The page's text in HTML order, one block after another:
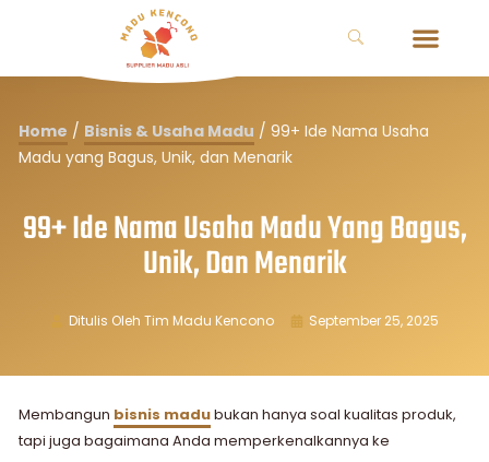
Home / Bisnis & Usaha Madu / 99+ Ide Nama Usaha
Madu yang Bagus, Unik, dan Menarik
99+ Ide Nama Usaha Madu Yang Bagus,
Unik, Dan Menarik
Ditulis Oleh Tim Madu Kencono September 25, 2025
Membangun bisnis madubukan hanya soal kualitas produk,
tapi juga bagaimana Anda memperkenalkannya ke